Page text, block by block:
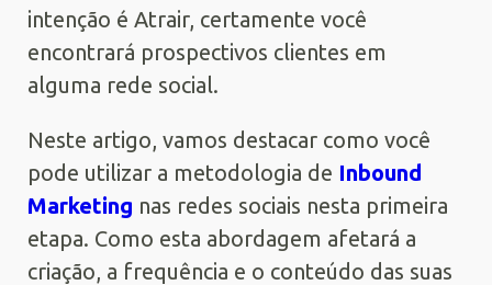
intenção é Atrair, certamente você
encontrará prospectivos clientes em
alguma rede social.
Neste artigo, vamos destacar como você
pode utilizar a metodologia de Inbound
Marketing nas redes sociais nesta primeira
etapa. Como esta abordagem afetará a
criação, a frequência e o conteúdo das suas